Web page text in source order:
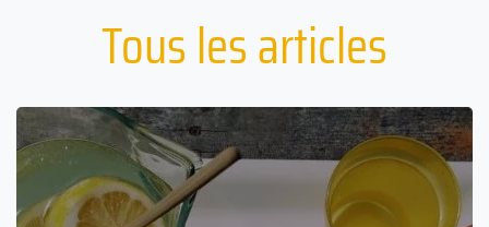
Tous les articles